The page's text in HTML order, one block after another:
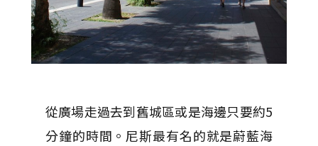
從廣場走過去到舊城區或是海邊只要約5
分鐘的時間。尼斯最有名的就是蔚藍海